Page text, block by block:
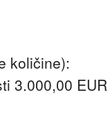
količine):
3.000,00 EUR